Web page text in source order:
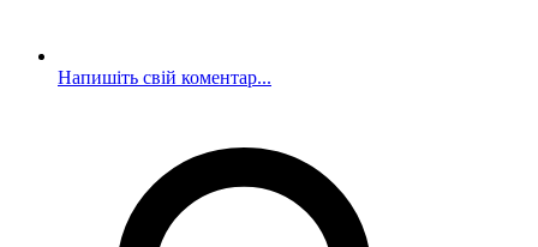
Напишіть свій коментар...